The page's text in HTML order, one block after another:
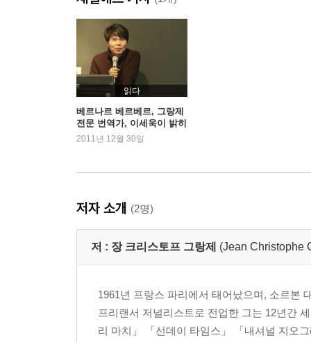
읽다
베르나르 베르베르, 그랑제
전문 번역가, 이세욱이 밝히
는 번역의 비법?!
2011년 12월 30일
저자 소개 (2명)
저 : 장 크리스토프 그랑제 (Jean Christophe
1961년 프랑스 파리에서 태어났으며, 소르본
프리랜서 저널리스트로 전업한 그는 12년간
리 마치」 「선데이 타임스」 「내셔널 지오